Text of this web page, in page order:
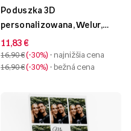
Poduszka 3D
personalizowana, Welur,
Srdce, 33x33 cm
11,83 €
16,90 € -30% - najnižšia cena
16,90 € -30% - bežná cena